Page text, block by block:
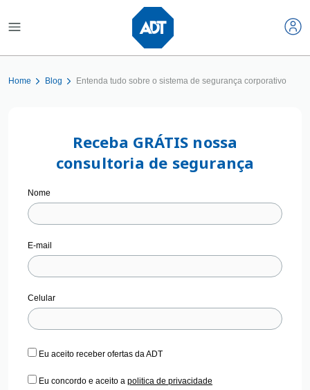
Home Blog Entenda tudo sobre o sistema de segurança corporativo
Receba GRÁTIS nossa
consultoria de segurança
Nome
E-mail
Celular
Eu aceito receber ofertas da ADT
Eu concordo e aceito a politica de privacidade